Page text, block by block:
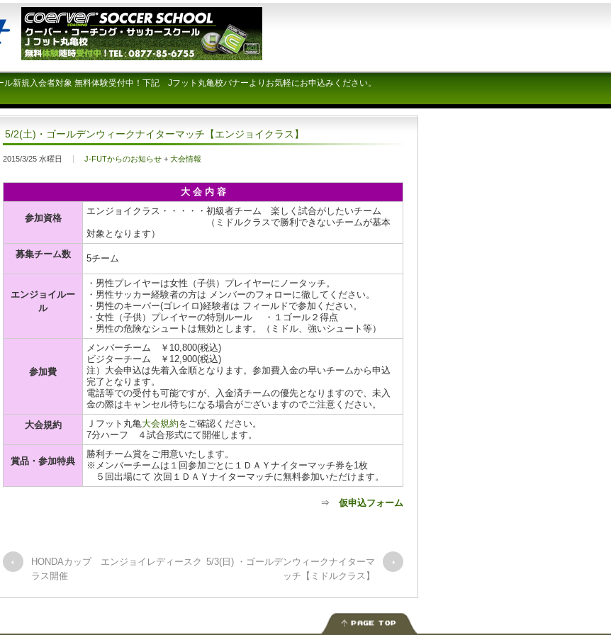
新規入会者対象 無料体験受付中！下記 Jフット丸亀校バナーよりお気軽にお申込みください。
5/2(土)・ゴールデンウィークナイターマッチ【エンジョイクラス】
2015/3/25 水曜日 J-FUTからのお知らせ + 大会情報
大 会 内 容
参加資格
エンジョイクラス・・・・・初級者チーム 楽しく試合がしたいチーム
（ミドルクラスで勝利できないチームが基本
対象となります）
募集チーム数
5チーム
エンジョイルー
ル
・男性プレイヤーは女性（子供）プレイヤーにノータッチ。
・男性サッカー経験者の方は メンバーのフォローに徹してください。
・男性のキーパー(ゴレイロ)経験者は フィールドで参加ください。
・女性（子供）プレイヤーの特別ルール ・１ゴール２得点
・男性の危険なシュートは無効とします。（ミドル、強いシュート等）
参加費
メンバーチーム ￥10,800(税込)
ビジターチーム ￥12,900(税込)
注）大会申込は先着入金順となります。参加費入金の早いチームから申込
完了となります。
電話等での受付も可能ですが、入金済チームの優先となりますので、未入
金の際はキャンセル待ちになる場合がございますのでご注意ください。
大会規約
Ｊフット丸亀 大会規約をご確認ください。
7分ハーフ ４試合形式にて開催します。
賞品・参加特典
勝利チーム賞をご用意いたします。
※メンバーチームは１回参加ごとに１ＤＡＹナイターマッチ券を1枚
５回出場にて 次回１ＤＡＹナイターマッチに無料参加いただけます。
⇒ 仮申込フォーム
HONDAカップ エンジョイレディースク
ラス開催
5/3(日) ・ゴールデンウィークナイターマ
ッチ【ミドルクラス】